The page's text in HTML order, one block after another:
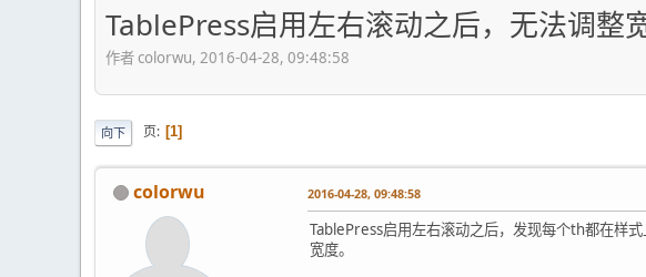
TablePress启用左右滚动之后，无法调整
作者 colorwu, 2016-04-28, 09:48:58
向下 页 1
colorwu 2016-04-28, 09:48:58
TablePress启用左右滚动之后，发现每个th都在样
宽度。